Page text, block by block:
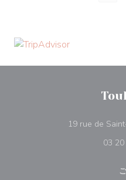
19 rue de
03